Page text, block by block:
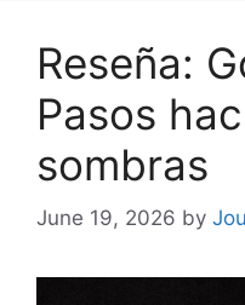
Reseña:
Pasos
sombras
June 19, 2026 by